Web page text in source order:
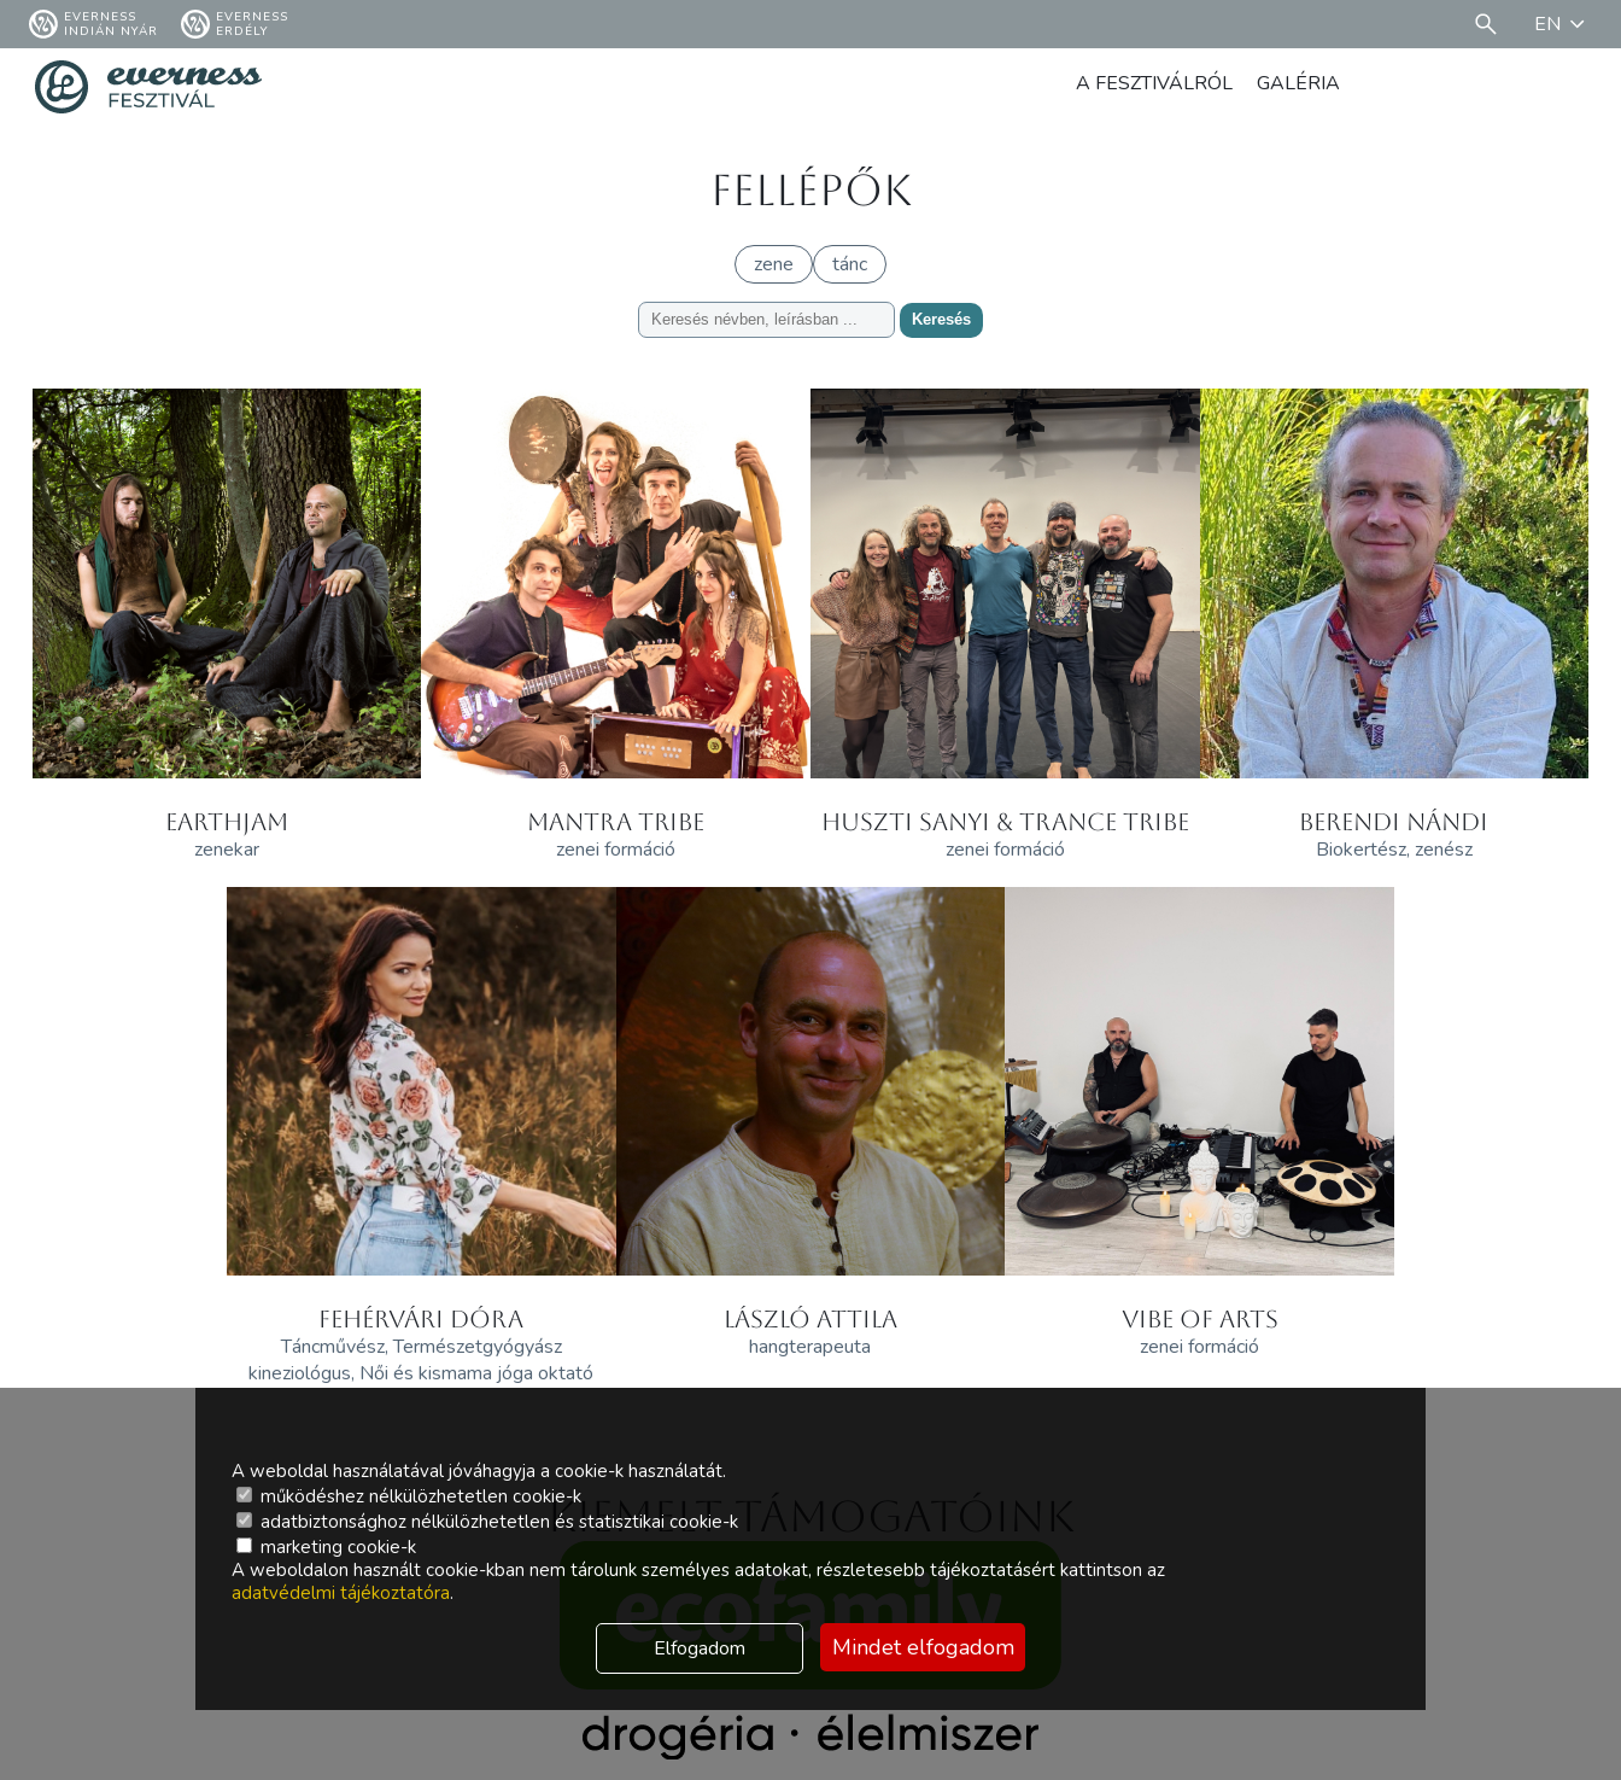
EVERNESS
INDIÁN NYÁR
EVERNESS
ERDÉLY
EN
A FESZTIVÁLRÓL GALÉRIA
Fellépők
zene tánc
Keresés
EARTHJAM
zenekar
MANTRA TRIBE
zenei formáció
HUSZTI SANYI & TRANCE TRIBE
zenei formáció
BERENDI NÁNDI
Biokertész, zenész
FEHÉRVÁRI DÓRA
Táncművész, Természetgyógyász
kineziológus, Női és kismama jóga oktató
LÁSZLÓ ATTILA
hangterapeuta
VIBE OF ARTS
zenei formáció
Kiemelt támogatóink
A weboldal használatával jóváhagyja a cookie-k használatát.
működéshez nélkülözhetetlen cookie-k
adatbiztonsághoz nélkülözhetetlen és statisztikai cookie-k
marketing cookie-k
A weboldalon használt cookie-kban nem tárolunk személyes adatokat, részletesebb tájékoztatásért kattintson az
adatvédelmi tájékoztatóra.
Elfogadom Mindet elfogadom